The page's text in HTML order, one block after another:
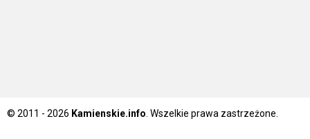
© 2011 - 2026 Kamienskie.info . Wszelkie prawa zastrzeżone.